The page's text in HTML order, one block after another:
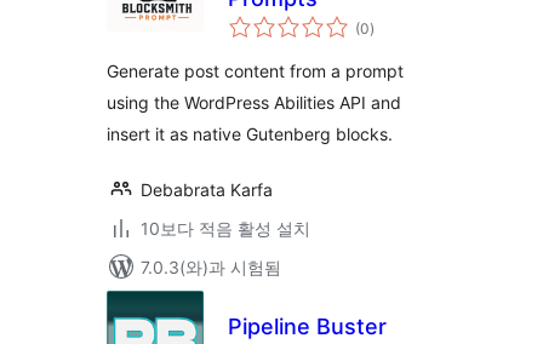
(0전
체
점
)
Generate post content from a prompt
using the WordPress Abilities API and
insert it as native Gutenberg blocks.
Debabrata Karfa
10보다 적음 활성 설치
7.0.3(와)과 시험됨
Pipeline Buster